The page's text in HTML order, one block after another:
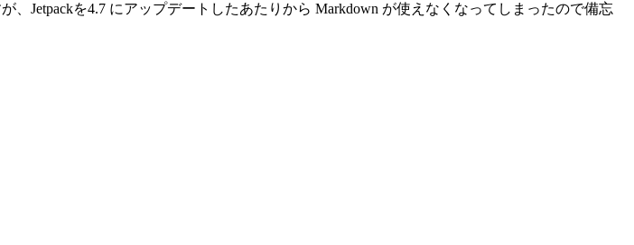
、Jetpackを4.7 にアップデートしたあたりから Markdown が使えなくなってしまったので備忘